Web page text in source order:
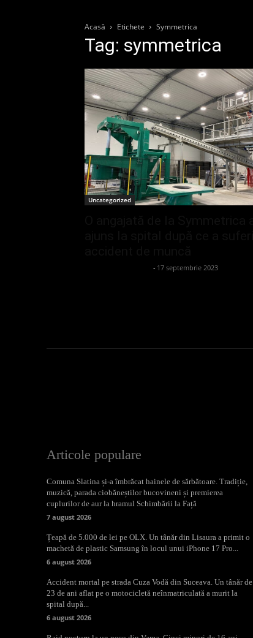
Acasă Etichete Symmetrica
Tag: symmetrica
Uncategorized
- 17 septembrie 2023
Articole populare
Comuna Slatina și-a îmbrăcat hainele de sărbătoare. Tradiție,
muzică, parada ciobăneștilor bucovineni și premierea
cuplurilor de aur la hramul Schimbării la Față
7 august 2026
Țeapă de 5.000 de lei pe OLX. Un tânăr din Lisaura a primit o
machetă de plastic Samsung în locul unui iPhone 17 Pro...
6 august 2026
Accident mortal pe strada Cuza Vodă din Suceava. Un tânăr de
23 de ani aflat pe o motocicletă neînmatriculată a murit la
spital după...
6 august 2026